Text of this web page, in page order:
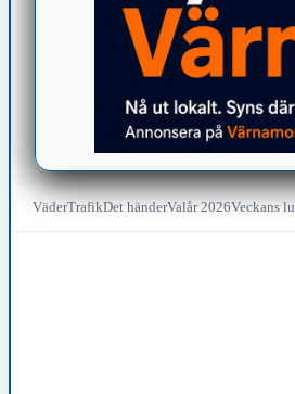
VäderTrafikDet händerValår 2026Veckans